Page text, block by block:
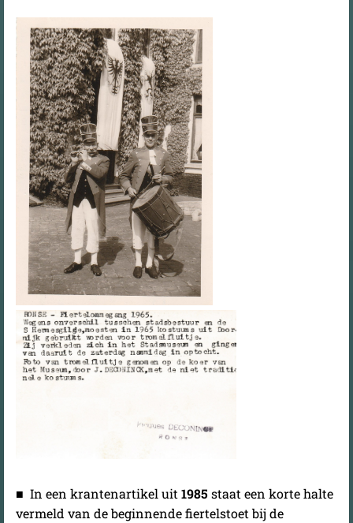
■ In een krantenartikel uit 1985staat een korte halte
vermeld van de beginnende fiertelstoet bij de